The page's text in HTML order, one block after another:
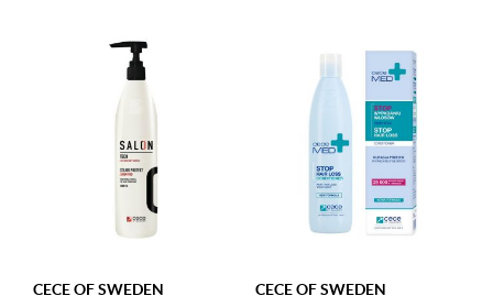
CECE OF SWEDEN CECE OF SWEDEN